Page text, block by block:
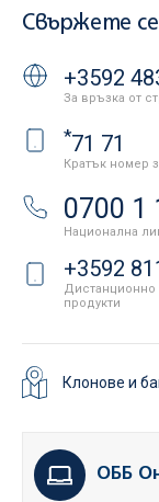
Свържете се
+3592
За връзка от
*71 71
Кратък номер
0700 1
Национална
+3592
Дистанционно
продукти
Клонове и
ОББ